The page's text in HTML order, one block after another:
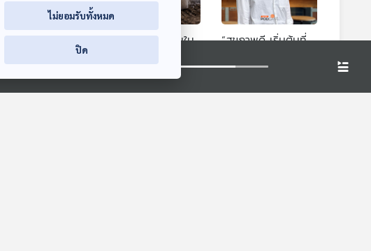
เนิด “อูมามิ” เบื้อง
เล่าข้างเตาถ่าน
ภัยจากความหวานใน
เรื่องเล่าข้างเตาถ่าน
“สุขภาพดี เริ่มต้นที่
พล ตัณฑสเถียร
00:00:00
ไม่ยอมรับทั้งหมด
ปิด